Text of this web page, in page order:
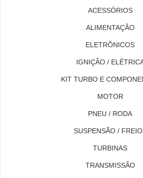
ACESSÓRIOS
ALIMENTAÇÃO
ELETRÔNICOS
IGNIÇÃO /
KIT TURBO E
MOTOR
PNEU / RODA
SUSPENSÃO /
TURBINAS
TRANSMISSÃO